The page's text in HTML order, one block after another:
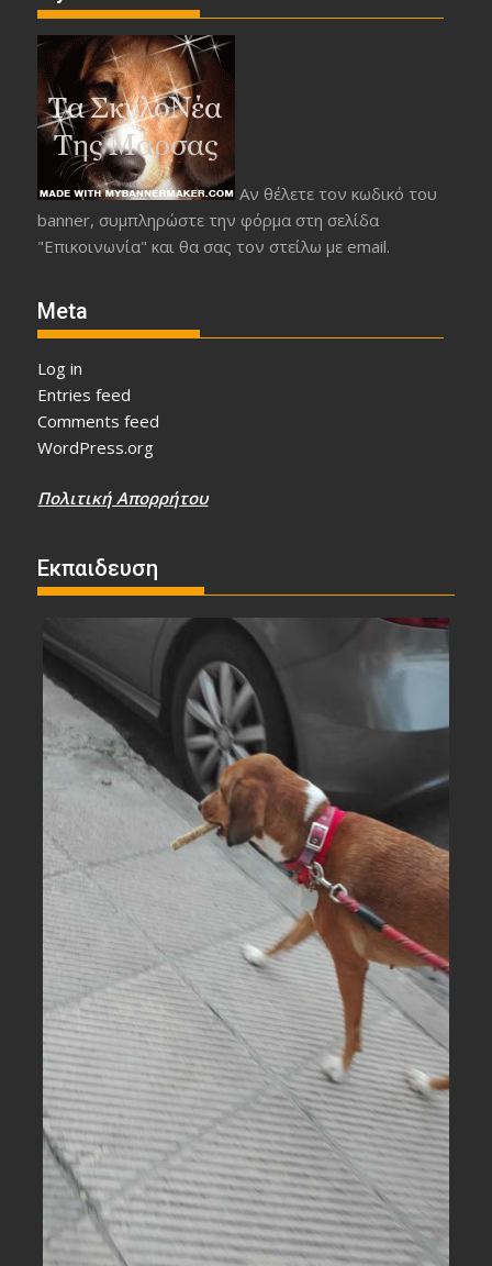
Αν θέλετε τον κωδικό του
banner, συμπληρώστε την φόρμα στη σελίδα
"Επικοινωνία" και θα σας τον στείλω με email.
Meta
Log in
Entries feed
Comments feed
WordPress.org
Πολιτική Απορρήτου
Εκπαιδευση